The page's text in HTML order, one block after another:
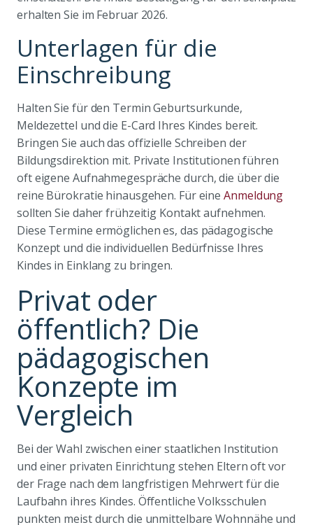
erhalten Sie im Februar 2026.
Unterlagen für die
Einschreibung
Halten Sie für den Termin Geburtsurkunde,
Meldezettel und die E-Card Ihres Kindes bereit.
Bringen Sie auch das offizielle Schreiben der
Bildungsdirektion mit. Private Institutionen führen
oft eigene Aufnahmegespräche durch, die über die
reine Bürokratie hinausgehen. Für eineAnmeldung
sollten Sie daher frühzeitig Kontakt aufnehmen.
Diese Termine ermöglichen es, das pädagogische
Konzept und die individuellen Bedürfnisse Ihres
Kindes in Einklang zu bringen.
Privat oder
öffentlich? Die
pädagogischen
Konzepte im
Vergleich
Bei der Wahl zwischen einer staatlichen Institution
und einer privaten Einrichtung stehen Eltern oft vor
der Frage nach dem langfristigen Mehrwert für die
Laufbahn ihres Kindes. Öffentliche Volksschulen
punkten meist durch die unmittelbare Wohnnähe und